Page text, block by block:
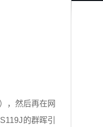
，然后再在网
的群晖引